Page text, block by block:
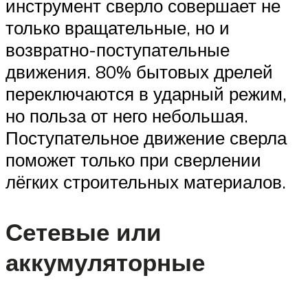
инструмент сверло совершает не
только вращательные, но и
возвратно-поступательные
движения. 80% бытовых дрелей
переключаются в ударный режим,
но польза от него небольшая.
Поступательное движение сверла
поможет только при сверлении
лёгких строительных материалов.
Сетевые или
аккумуляторные